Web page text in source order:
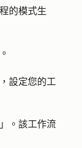
的模式生
設定您的工
。該工作流